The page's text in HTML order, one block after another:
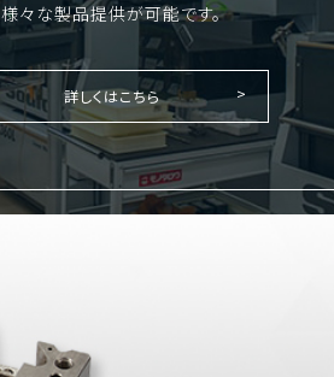
様々な製品提供が可能です。
詳しくはこちら